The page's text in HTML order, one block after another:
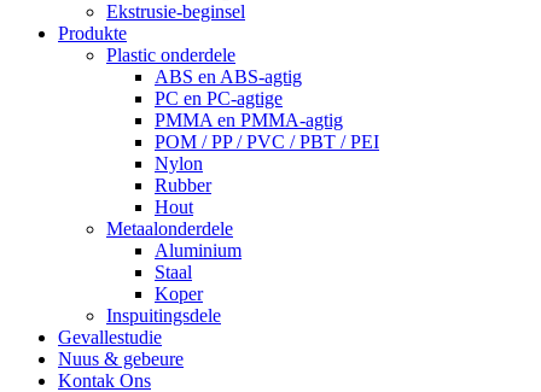
Ekstrusie-beginsel
Produkte
Plastic onderdele
ABS en ABS-agtig
PC en PC-agtige
PMMA en PMMA-agtig
POM / PP / PVC / PBT / PEI
Nylon
Rubber
Hout
Metaalonderdele
Aluminium
Staal
Koper
Inspuitingsdele
Gevallestudie
Nuus & gebeure
Kontak Ons